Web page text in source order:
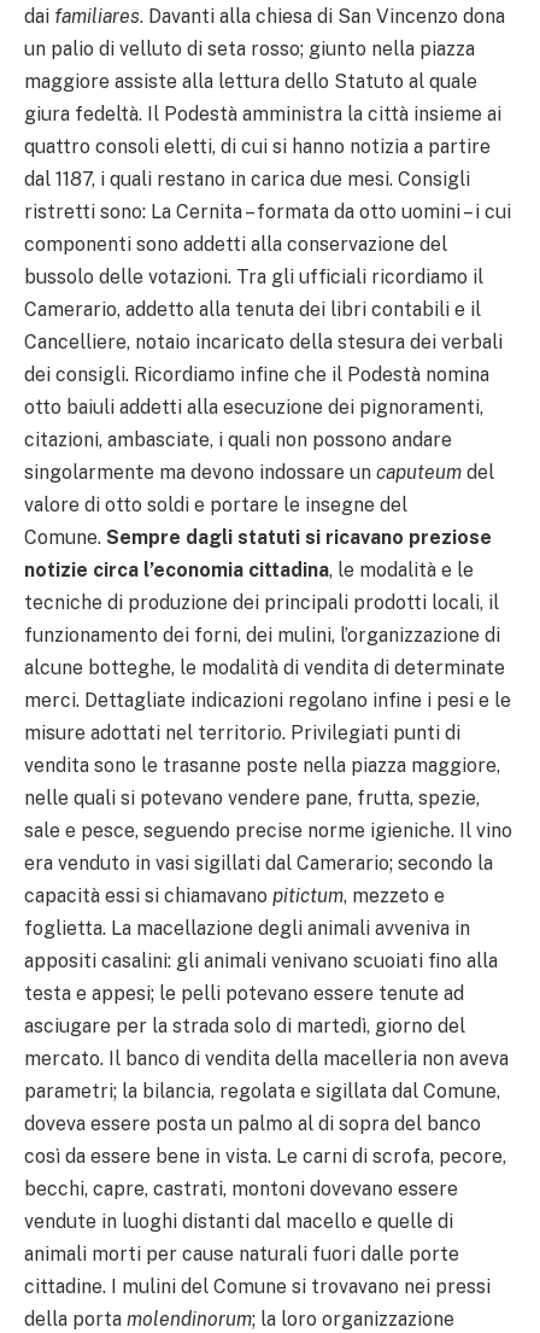
dai familiares. Davanti alla chiesa di San Vincenzo dona
un palio di velluto di seta rosso; giunto nella piazza
maggiore assiste alla lettura dello Statuto al quale
giura fedeltà. Il Podestà amministra la città insieme ai
quattro consoli eletti, di cui si hanno notizia a partire
dal 1187, i quali restano in carica due mesi. Consigli
ristretti sono: La Cernita – formata da otto uomini – i cui
componenti sono addetti alla conservazione del
bussolo delle votazioni. Tra gli ufficiali ricordiamo il
Camerario, addetto alla tenuta dei libri contabili e il
Cancelliere, notaio incaricato della stesura dei verbali
dei consigli. Ricordiamo infine che il Podestà nomina
otto baiuli addetti alla esecuzione dei pignoramenti,
citazioni, ambasciate, i quali non possono andare
singolarmente ma devono indossare un caputeum del
valore di otto soldi e portare le insegne del
Comune. Sempre dagli statuti si ricavano preziose
notizie circa l’economia cittadina, le modalità e le
tecniche di produzione dei principali prodotti locali, il
funzionamento dei forni, dei mulini, l’organizzazione di
alcune botteghe, le modalità di vendita di determinate
merci. Dettagliate indicazioni regolano infine i pesi e le
misure adottati nel territorio. Privilegiati punti di
vendita sono le trasanne poste nella piazza maggiore,
nelle quali si potevano vendere pane, frutta, spezie,
sale e pesce, seguendo precise norme igieniche. Il vino
era venduto in vasi sigillati dal Camerario; secondo la
capacità essi si chiamavano pitictum, mezzeto e
foglietta. La macellazione degli animali avveniva in
appositi casalini: gli animali venivano scuoiati fino alla
testa e appesi; le pelli potevano essere tenute ad
asciugare per la strada solo di martedì, giorno del
mercato. Il banco di vendita della macelleria non aveva
parametri; la bilancia, regolata e sigillata dal Comune,
doveva essere posta un palmo al di sopra del banco
così da essere bene in vista. Le carni di scrofa, pecore,
becchi, capre, castrati, montoni dovevano essere
vendute in luoghi distanti dal macello e quelle di
animali morti per cause naturali fuori dalle porte
cittadine. I mulini del Comune si trovavano nei pressi
della porta molendinorum; la loro organizzazione